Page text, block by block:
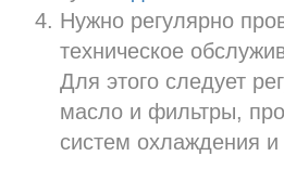
Нужно регулярно
техническое
Для этого следует
масло и фильтры,
систем охлаждения